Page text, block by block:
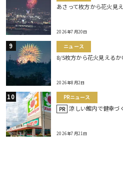
あさって枚方から花火見
2026年7月20日
ニュース
8/5枚方から花火見えるか
2026年8月2日
PRニュース
PR 涼しい館内で健幸づ
2026年7月21日